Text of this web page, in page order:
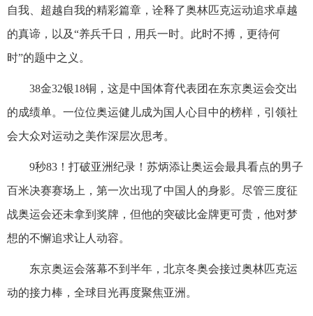
自我、超越自我的精彩篇章，诠释了奥林匹克运动追求卓越
的真谛，以及“养兵千日，用兵一时。此时不搏，更待何
时”的题中之义。
38金32银18铜，这是中国体育代表团在东京奥运会交出
的成绩单。一位位奥运健儿成为国人心目中的榜样，引领社
会大众对运动之美作深层次思考。
9秒83！打破亚洲纪录！苏炳添让奥运会最具看点的男子
百米决赛赛场上，第一次出现了中国人的身影。尽管三度征
战奥运会还未拿到奖牌，但他的突破比金牌更可贵，他对梦
想的不懈追求让人动容。
东京奥运会落幕不到半年，北京冬奥会接过奥林匹克运
动的接力棒，全球目光再度聚焦亚洲。